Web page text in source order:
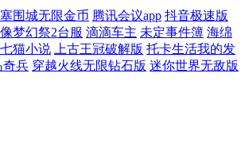
围城无限金币 腾讯会议app 抖音极速版
梦幻祭2台服 滴滴车主 未定事件簿 海绵
七猫小说 上古王冠破解版 托卡生活我的发
奇兵 穿越火线无限钻石版 迷你世界无敌版